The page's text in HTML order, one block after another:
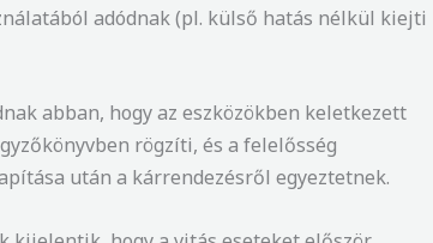
adódnak (pl. külső hatás nélkül kiejti
abban, hogy az eszközökben keletkezett
rögzíti, és a felelősség
után a kárrendezésről egyeztetnek.